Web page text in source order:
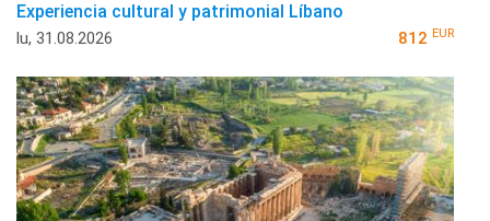
Experiencia cultural y patrimonial Líbano
lu, 31.08.2026 812 EUR